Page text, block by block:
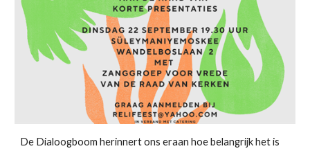
De Dialoogboom herinnert ons eraan hoe belangrijk het is